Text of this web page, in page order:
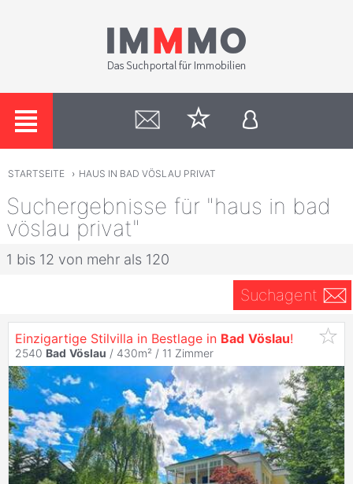
STARTSEITE › HAUS IN BAD VÖSLAU PRIVAT
Suchergebnisse für "haus in bad
vöslau privat"
1 bis 12 von mehr als 120
Suchagent
Einzigartige Stilvilla in Bestlage in Bad Vöslau!
2540 Bad Vöslau / 430m² / 11 Zimmer